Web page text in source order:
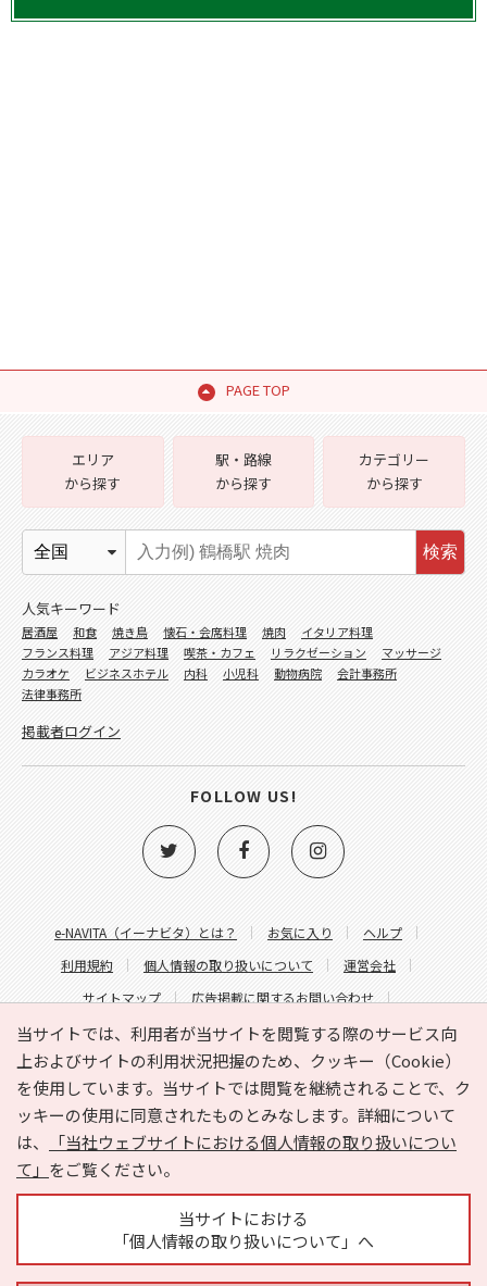
PAGE TOP
当サイトでは、利用者が当サイトを閲覧する際のサービス向
上およびサイトの利用状況把握のため、クッキー（Cookie）
を使用しています。当サイトでは閲覧を継続されることで、ク
ッキーの使用に同意されたものとみなします。詳細について
は、
「当社ウェブサイトにおける個人情報の取り扱いについ
て」 をご覧ください。
当サイトにおける
「個人情報の取り扱いについて」へ
e-NAVITA（イーナビタ）とは？ お気に入り
ヘルプ
利用規約
個人情報の取り扱いについて
運営会社
サイトマップ
広告掲載に関するお問い合わせ
サイトの内容に関するお問い合わせ
エリア
から探す
駅・路線
から探す
カテゴリー
から探す
検索
人気キーワード
居酒屋 和食 焼き鳥 懐石・会席料理 焼肉
イタリア料理
フランス料理
アジア料理 喫茶・カフェ リラクゼーション
マッサージ
カラオケ
ビジネスホテル 内科 小児科 動物病院
会計事務所
法律事務所
掲載者ログイン
FOLLOW US!
Copyright © HYOJITO.Co.,Ltd. All Rights Reserved.